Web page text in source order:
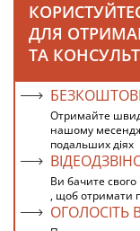
ДЛЯ
ТА
Отримайте
нашому
подальших діях
Ви бачите
, щоб отримати
ОГОЛОСІТЬ